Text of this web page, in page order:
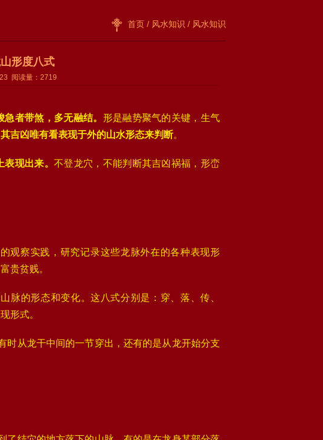
首页 / 风水知识 / 风水知识
形度八式
阅读量：2719
者带煞，多无融结。 形是融势聚气的关键，生气
吉凶唯有看表现于外的山水形态来判断。
表现出来。不登龙穴，不能判断其吉凶祸福，形峦
观察实践，研究记录这些龙脉外在的各种表现形
贵贫贱。
脉的形态和变化。这八式分别是：穿、落、传、
形式。
时从龙干中间的一节穿出，还有的是从龙开始分支